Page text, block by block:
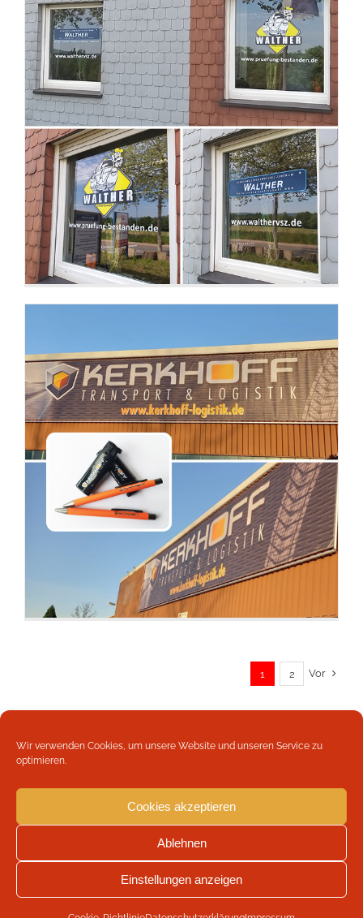
Wir verwenden Cookies, um unsere Website und unseren Service zu
optimieren.
Cookies akzeptieren
Ablehnen
Einstellungen anzeigen
1 2 Vor
Copyright 2026 Werbeagentur Böttger | Weber und Schmale
Impressum
FacebookLinkedIn